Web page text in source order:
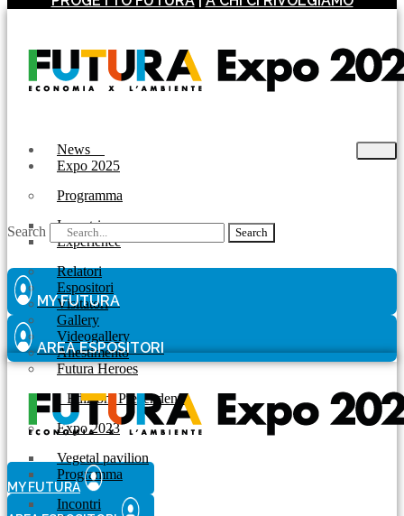
News
Expo 2025
Programma
Incontri
Experience
Relatori
Espositori
Visitatori
Gallery
Videogallery
Allestimento
Futura Heroes
| Edizioni Precendenti
Expo 2023
Vegetal pavilion
Programma
Incontri
Search Search
MY FUTURA
AREA ESPOSITORI
MY FUTURA